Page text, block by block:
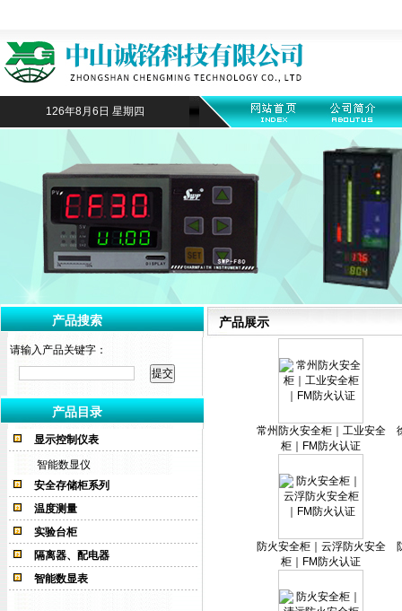
126年8月6日 星期四
产品搜索
请输入产品关键字：
产品目录
显示控制仪表
智能数显仪
安全存储柜系列
温度测量
实验台柜
隔离器、配电器
智能数显表
产品展示
常州防火安全柜｜工业安全
柜｜FM防火认证
防火安全柜｜云浮防火安全
柜｜FM防火认证